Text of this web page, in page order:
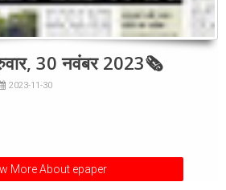
30 नवंबर 2023🗞
2023-11-30
More About epaper